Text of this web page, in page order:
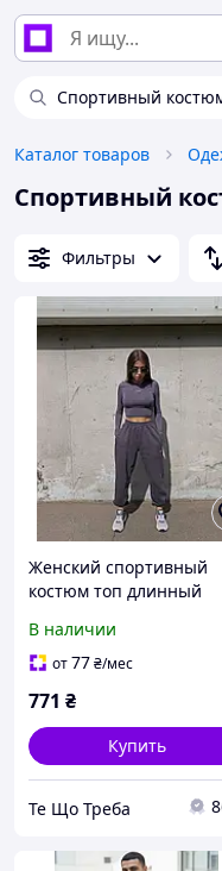
Спортивный
Каталог товаров
Спортивный
Фильтры
Женский спортивный
костюм топ длинный
тренд 2023 года весна
осень графит, хаки,
В наличии
от77₴/мес
771 ₴
Купить
Те Що Треба